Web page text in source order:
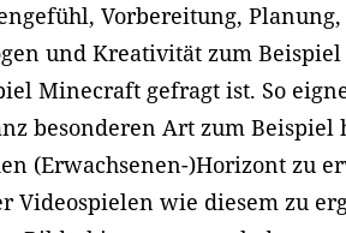
Vorbereitung,
und Kreativität zum
Minecraft gefragt ist. So
besonderen Art zum Beispiel
(Erwachsenen-)Horizont zu
Videospielen wie diesem zu